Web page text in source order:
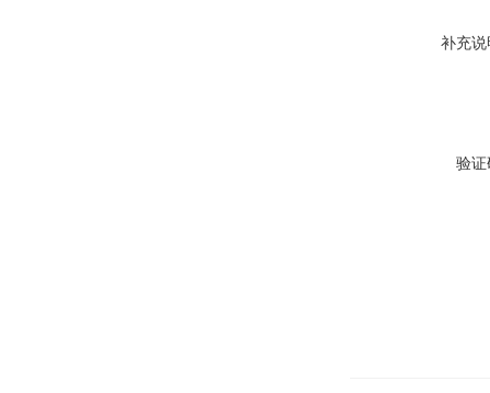
补充说
验证